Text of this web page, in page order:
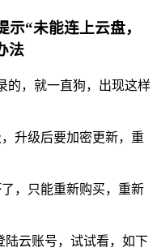
“未能连上云盘，
法
的，就一直狗，出现这样
升级后要加密更新，重
，只能重新购买，重新
陆云账号，试试看，如下